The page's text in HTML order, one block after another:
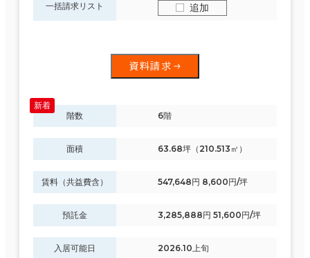
一括請求リスト 追加
資料請求
階数 6階
面積 63.68坪（210.513㎡）
賃料（共益費含） 547,648円 8,600円/坪
預託金 3,285,888円 51,600円/坪
入居可能日 2026.10上旬